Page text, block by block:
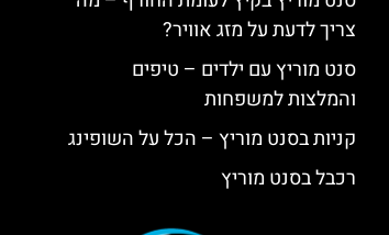
צריך לדעת על מזג אוויר?
סנט מוריץ עם ילדים – טיפים
והמלצות למשפחות
קניות בסנט מוריץ – הכל על השופינג
רכבל בסנט מוריץ